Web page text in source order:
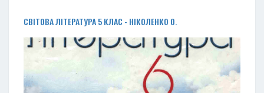
СВІТОВА ЛІТЕРАТУРА 5 КЛАС - НІКОЛЕНКО О.